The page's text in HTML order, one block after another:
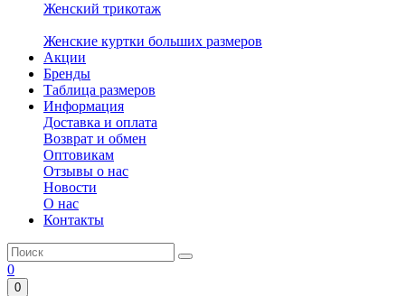
Женский трикотаж
Женские куртки больших размеров
Акции
Бренды
Таблица размеров
Информация
Доставка и оплата
Возврат и обмен
Оптовикам
Отзывы о нас
Новости
О нас
Контакты
0
0